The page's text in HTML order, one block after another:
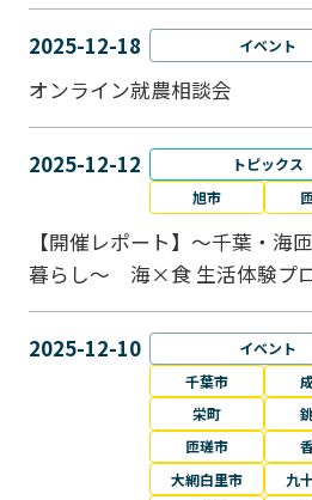
2025-12-18 イベント
オンライン就農相談会
2025-12-12 トピックス
旭市
【開催レポート】～千葉・海
暮らし～ 海×食 生活体験プ
2025-12-10 イベント
千葉市
栄町
匝瑳市
大網白里市
九